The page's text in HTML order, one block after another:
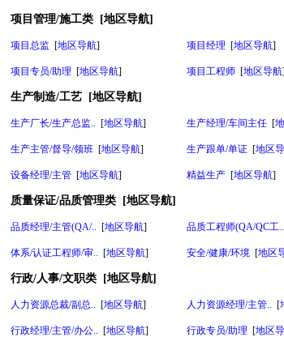
项目管理/施工类 [地区导航]
项目总监 [地区导航] 项目经理 [地区导航]
项目专员/助理 [地区导航] 项目工程师 [地区导航]
生产制造/工艺 [地区导航]
生产厂长/生产总监.. [地区导航] 生产经理/车间主任 [
生产主管/督导/领班 [地区导航] 生产跟单/单证 [地区
设备经理/主管 [地区导航] 精益生产 [地区导航]
质量保证/品质管理类 [地区导航]
品质经理/主管(QA/.. [地区导航] 品质工程师(QA/QC工..
体系/认证工程师/审.. [地区导航] 安全/健康/环境 [地区
行政/人事/文职类 [地区导航]
人力资源总裁/副总.. [地区导航] 人力资源经理/主管.. [
行政经理/主管/办公.. [地区导航] 行政专员/助理 [地区